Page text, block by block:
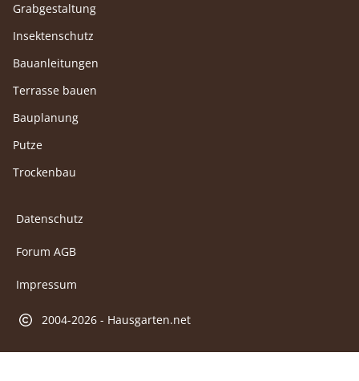
Grabgestaltung
Insektenschutz
Bauanleitungen
Terrasse bauen
Bauplanung
Putze
Trockenbau
Datenschutz
Forum AGB
Impressum
2004-2026 - Hausgarten.net